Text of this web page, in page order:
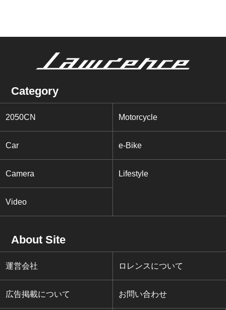
Category
2050CN Motorcycle
Car e-Bike
Camera Lifestyle
Video
About Site
運営会社 ロレンスについて
広告掲載について お問い合わせ